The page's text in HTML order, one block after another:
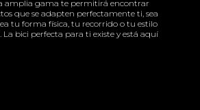
amplia gama te permitirá encontrar
que se adapten perfectamente ti, sea
tu forma física, tu recorrido o tu estilo
La bici perfecta para ti existe y está aquí